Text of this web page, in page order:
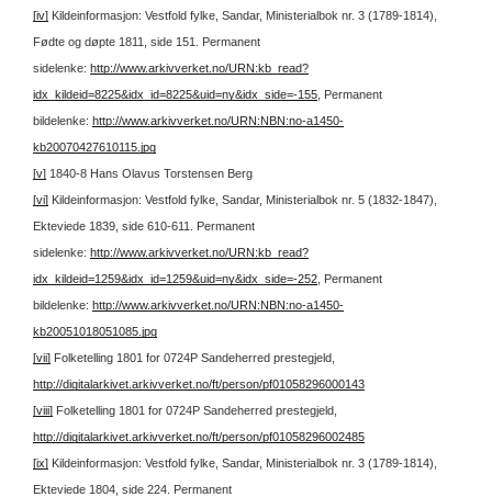
[iv] Kildeinformasjon: Vestfold fylke, Sandar, Ministerialbok nr. 3 (1789-1814),
Fødte og døpte 1811, side 151. Permanent
sidelenke: http://www.arkivverket.no/URN:kb_read?
idx_kildeid=8225&idx_id=8225&uid=ny&idx_side=-155 , Permanent
bildelenke: http://www.arkivverket.no/URN:NBN:no-a1450-
kb20070427610115.jpg
[v] 1840-8 Hans Olavus Torstensen Berg
[vi] Kildeinformasjon: Vestfold fylke, Sandar, Ministerialbok nr. 5 (1832-1847),
Ekteviede 1839, side 610-611. Permanent
sidelenke: http://www.arkivverket.no/URN:kb_read?
idx_kildeid=1259&idx_id=1259&uid=ny&idx_side=-252 , Permanent
bildelenke: http://www.arkivverket.no/URN:NBN:no-a1450-
kb20051018051085.jpg
[vii] Folketelling 1801 for 0724P Sandeherred prestegjeld,
http://digitalarkivet.arkivverket.no/ft/person/pf01058296000143
[viii] Folketelling 1801 for 0724P Sandeherred prestegjeld,
http://digitalarkivet.arkivverket.no/ft/person/pf01058296002485
[ix] Kildeinformasjon: Vestfold fylke, Sandar, Ministerialbok nr. 3 (1789-1814),
Ekteviede 1804, side 224. Permanent